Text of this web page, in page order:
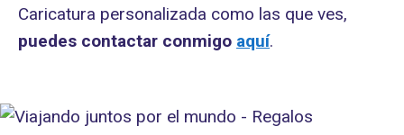
Caricatura personalizada como las que ves,
puedes contactar conmigo aquí.